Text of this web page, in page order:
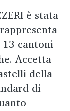
è stata
cantoni
Accetta
della
di